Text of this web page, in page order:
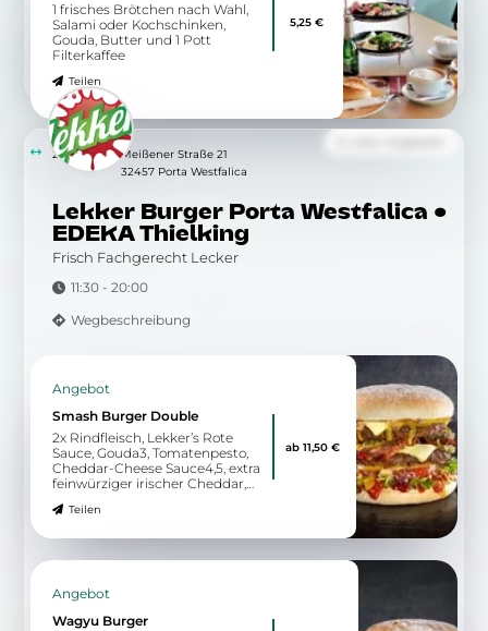
1 frisches Brötchen nach Wahl,
Salami oder Kochschinken,
Gouda, Butter und 1 Pott
Filterkaffee
Teilen
5,25 €
Lekker Burger Porta Westfalica •
EDEKA Thielking
Frisch Fachgerecht Lecker
11:30 - 20:00
Wegbeschreibung
2.72 km
Meißener Straße 21
32457 Porta Westfalica
Angebot
Smash Burger Double
2x Rindfleisch, Lekker’s Rote
Sauce, Gouda3, Tomatenpesto,
Cheddar-Cheese Sauce4,5, extra
feinwürziger irischer Cheddar,
eingelegte rote Zwiebeln,
gegrillte Tomate0, knackiger
Teilen
ab 11,50 €
Angebot
Wagyu Burger